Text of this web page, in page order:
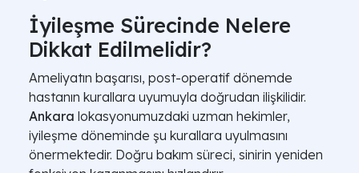
İyileşme Sürecinde Nelere
Dikkat Edilmelidir?
Ameliyatın başarısı, post-operatif dönemde
hastanın kurallara uyumuyla doğrudan ilişkilidir.
Ankara lokasyonumuzdaki uzman hekimler,
iyileşme döneminde şu kurallara uyulmasını
önermektedir. Doğru bakım süreci, sinirin yeniden